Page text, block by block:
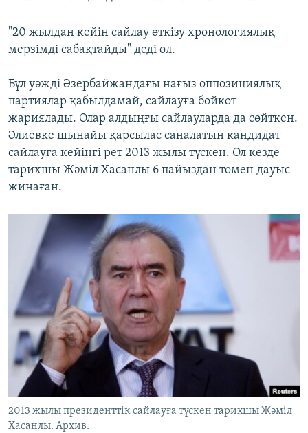
"20 жылдан кейін сайлау өткізу хронологиялық
мерзімді сабақтайды" деді ол.
Бұл уәжді Әзербайжандағы нағыз оппозициялық
партиялар қабылдамай, сайлауға бойкот
жариялады. Олар алдыңғы сайлауларда да сөйткен.
Әлиевке шынайы қарсылас саналатын кандидат
сайлауға кейінгі рет 2013 жылы түскен. Ол кезде
тарихшы Жәміл Хасанлы 6 пайыздан төмен дауыс
жинаған.
2013 жылы президенттік сайлауға түскен тарихшы Жәміл
Хасанлы. Архив.